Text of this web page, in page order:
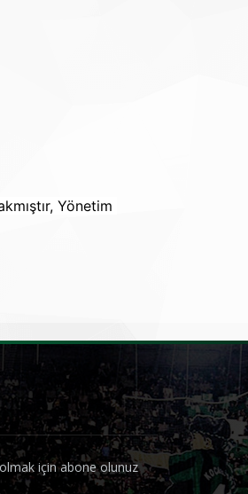
Yönetim
için abone olunuz